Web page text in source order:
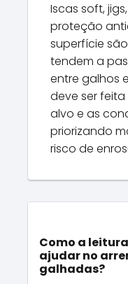
Iscas soft,
proteção
superfície
tendem a
entre galhos
deve ser
alvo e as
priorizando
risco de
Como a
ajudar no
galhadas?